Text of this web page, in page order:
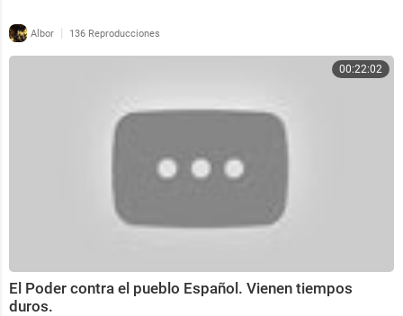
Albor | 136 Reproducciones
00:22:02
El Poder contra el pueblo Español. Vienen tiempos
duros.